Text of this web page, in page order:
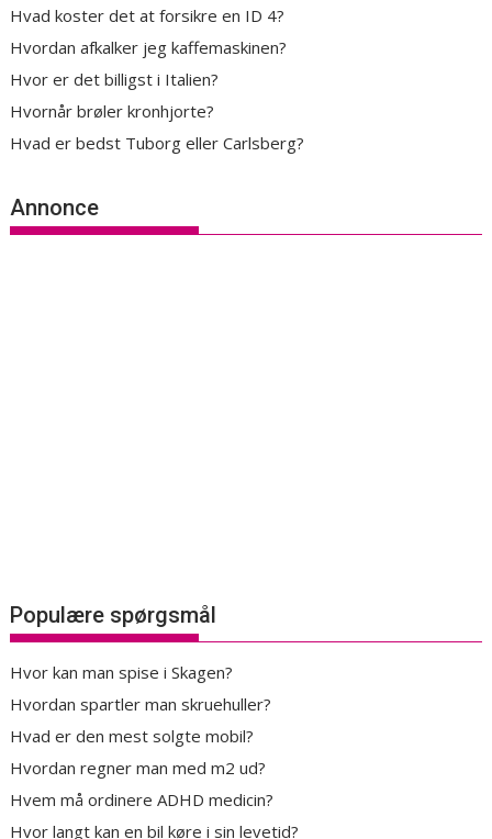
Hvad koster det at forsikre en ID 4?
Hvordan afkalker jeg kaffemaskinen?
Hvor er det billigst i Italien?
Hvornår brøler kronhjorte?
Hvad er bedst Tuborg eller Carlsberg?
Annonce
Populære spørgsmål
Hvor kan man spise i Skagen?
Hvordan spartler man skruehuller?
Hvad er den mest solgte mobil?
Hvordan regner man med m2 ud?
Hvem må ordinere ADHD medicin?
Hvor langt kan en bil køre i sin levetid?